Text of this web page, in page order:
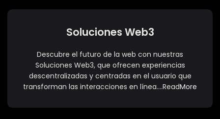
Soluciones Web3
Descubre el futuro de la web con nuestras
Soluciones Web3, que ofrecen experiencias
descentralizadas y centradas en el usuario que
transforman las interacciones en línea….ReadMore